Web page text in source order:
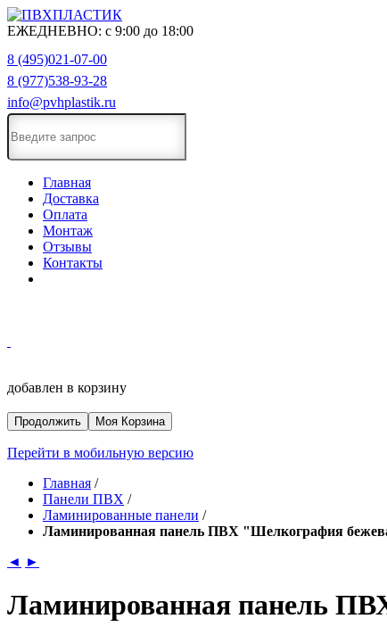
ЕЖЕДНЕВНО: с 9:00 до 18:00
8 (495)021-07-00
8 (977)538-93-28
info@pvhplastik.ru
Главная
Доставка
Оплата
Монтаж
Отзывы
Контакты
добавлен в корзину
Продолжить Моя Корзина
Перейти в мобильную версию
Главная /
Панели ПВХ /
Ламинированные панели /
Ламинированная панель ПВХ "Шелкография
◄ ►
Ламинированная панель